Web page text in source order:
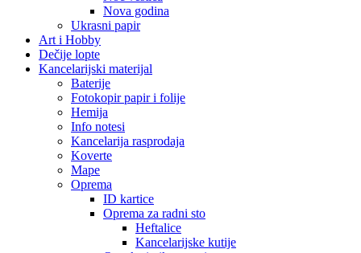
Nova godina
Ukrasni papir
Art i Hobby
Dečije lopte
Kancelarijski materijal
Baterije
Fotokopir papir i folije
Hemija
Info notesi
Kancelarija rasprodaja
Koverte
Mape
Oprema
ID kartice
Oprema za radni sto
Heftalice
Kancelarijske kutije